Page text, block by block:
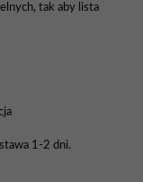
tak aby lista
1-2 dni.